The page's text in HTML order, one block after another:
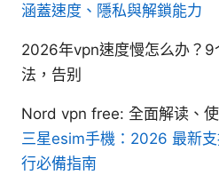
涵蓋速度、隱私與解鎖能力
2026年vpn速度慢怎么办？9
法，告别
Nord vpn free: 全面解读、
三星esim手機：2026 最新
行必備指南